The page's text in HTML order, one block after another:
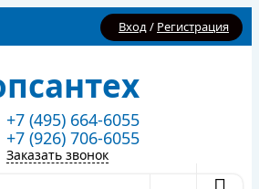
Вход/ Регистрация
+7 (495) 664-6055
+7 (926) 706-6055
Заказать звонок